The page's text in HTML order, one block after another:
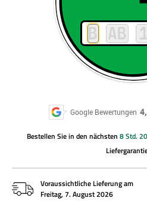
Google Bewertungen
Bestellen Siein den nächsten 8 Std.
Voraussichtliche Lieferung am
Freitag, 7. August 2026